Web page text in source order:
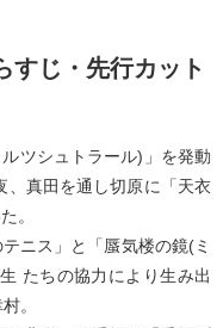
すじ・先行カット
ツシュトラール)」を発動
、真田を通し切原に「天衣
。
ニス」と「蜃気楼の鏡(ミ
たちの協力により生み出
。